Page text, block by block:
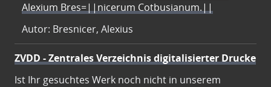
Alexium Bres=||nicerum Cotbusianum.||
Autor: Bresnicer, Alexius
ZVDD - Zentrales Verzeichnis digitalisierter Drucke
Ist Ihr gesuchtes Werk noch nicht in unserem